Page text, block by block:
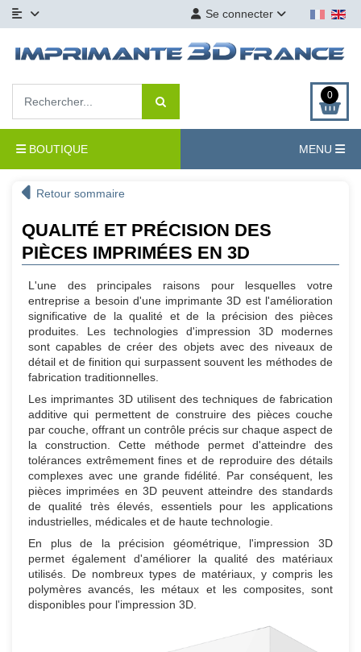
Se connecter
0
BOUTIQUE MENU
Retour sommaire
QUALITÉ ET PRÉCISION DES
PIÈCES IMPRIMÉES EN 3D
L'une des principales raisons pour lesquelles votre
entreprise a besoin d'une imprimante 3D est l'amélioration
significative de la qualité et de la précision des pièces
produites. Les technologies d'impression 3D modernes
sont capables de créer des objets avec des niveaux de
détail et de finition qui surpassent souvent les méthodes de
fabrication traditionnelles.
Les imprimantes 3D utilisent des techniques de fabrication
additive qui permettent de construire des pièces couche
par couche, offrant un contrôle précis sur chaque aspect de
la construction. Cette méthode permet d'atteindre des
tolérances extrêmement fines et de reproduire des détails
complexes avec une grande fidélité. Par conséquent, les
pièces imprimées en 3D peuvent atteindre des standards
de qualité très élevés, essentiels pour les applications
industrielles, médicales et de haute technologie.
En plus de la précision géométrique, l'impression 3D
permet également d'améliorer la qualité des matériaux
utilisés. De nombreux types de matériaux, y compris les
polymères avancés, les métaux et les composites, sont
disponibles pour l'impression 3D.